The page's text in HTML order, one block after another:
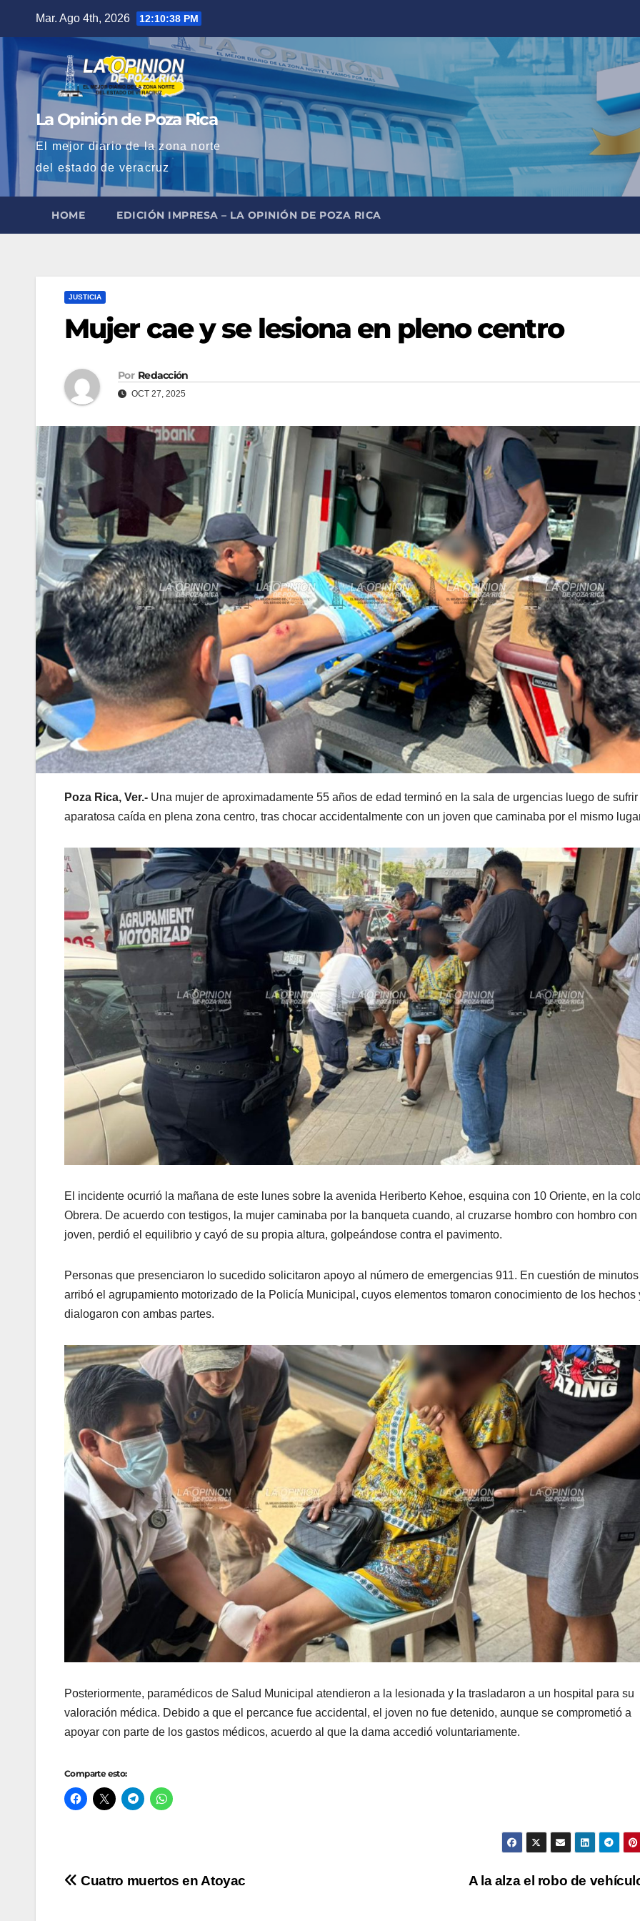
contenido
Mar. Ago 4th, 2026 12:10:39 PM
La Opinión de Poza Rica
El mejor diario de la zona norte
del estado de veracruz
HOME EDICIÓN IMPRESA – LA OPINIÓN DE POZA RICA
JUSTICIA
Mujer cae y se lesiona en pleno centro
Por Redacción
OCT 27, 2025
Poza Rica, Ver.- Una mujer de aproximadamente 55 años de edad terminó en la sala de urgencias luego de
aparatosa caída en plena zona centro, tras chocar accidentalmente con un joven que caminaba por el mismo
El incidente ocurrió la mañana de este lunes sobre la avenida Heriberto Kehoe, esquina con 10 Oriente, en la
Obrera. De acuerdo con testigos, la mujer caminaba por la banqueta cuando, al cruzarse hombro con hombro con
joven, perdió el equilibrio y cayó de su propia altura, golpeándose contra el pavimento.
Personas que presenciaron lo sucedido solicitaron apoyo al número de emergencias 911. En cuestión de minutos
arribó el agrupamiento motorizado de la Policía Municipal, cuyos elementos tomaron conocimiento de los hechos
dialogaron con ambas partes.
Posteriormente, paramédicos de Salud Municipal atendieron a la lesionada y la trasladaron a un hospital para su
valoración médica. Debido a que el percance fue accidental, el joven no fue detenido, aunque se comprometió a
apoyar con parte de los gastos médicos, acuerdo al que la dama accedió voluntariamente.
Comparte esto:
Navegación
A la alza el robo de
Cuatro muertos en Atoyac